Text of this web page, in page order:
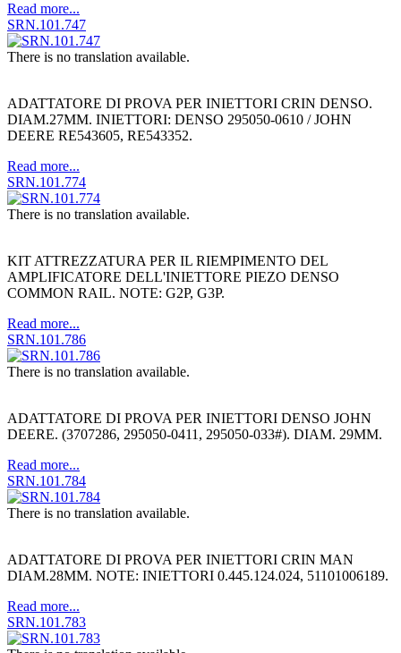
Read more...
SRN.101.747
There is no translation available.
ADATTATORE DI PROVA PER INIETTORI CRIN DENSO.
DIAM.27MM. INIETTORI: DENSO 295050-0610 / JOHN
DEERE RE543605, RE543352.
Read more...
SRN.101.774
There is no translation available.
KIT ATTREZZATURA PER IL RIEMPIMENTO DEL
AMPLIFICATORE DELL'INIETTORE PIEZO DENSO
COMMON RAIL. NOTE: G2P, G3P.
Read more...
SRN.101.786
There is no translation available.
ADATTATORE DI PROVA PER INIETTORI DENSO JOHN
DEERE. (3707286, 295050-0411, 295050-033#). DIAM. 29MM.
Read more...
SRN.101.784
There is no translation available.
ADATTATORE DI PROVA PER INIETTORI CRIN MAN
DIAM.28MM. NOTE: INIETTORI 0.445.124.024, 51101006189.
Read more...
SRN.101.783